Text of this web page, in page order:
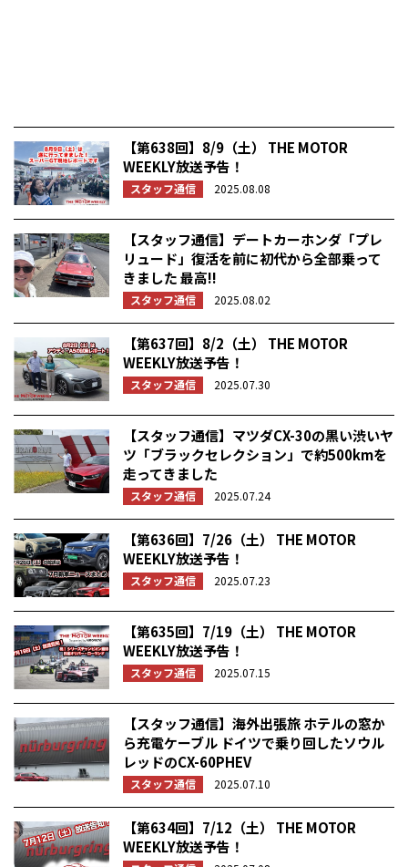
【第638回】8/9（土） THE MOTOR
WEEKLY放送予告！
スタッフ通信 2025.08.08
【スタッフ通信】デートカーホンダ「プレ
リュード」復活を前に初代から全部乗って
きました 最高!!
スタッフ通信 2025.08.02
【第637回】8/2（土） THE MOTOR
WEEKLY放送予告！
スタッフ通信 2025.07.30
【スタッフ通信】マツダCX-30の黒い渋いヤ
ツ「ブラックセレクション」で約500kmを
走ってきました
スタッフ通信 2025.07.24
【第636回】7/26（土） THE MOTOR
WEEKLY放送予告！
スタッフ通信 2025.07.23
【第635回】7/19（土） THE MOTOR
WEEKLY放送予告！
スタッフ通信 2025.07.15
【スタッフ通信】海外出張旅 ホテルの窓か
ら充電ケーブル ドイツで乗り回したソウル
レッドのCX-60PHEV
スタッフ通信 2025.07.10
【第634回】7/12（土） THE MOTOR
WEEKLY放送予告！